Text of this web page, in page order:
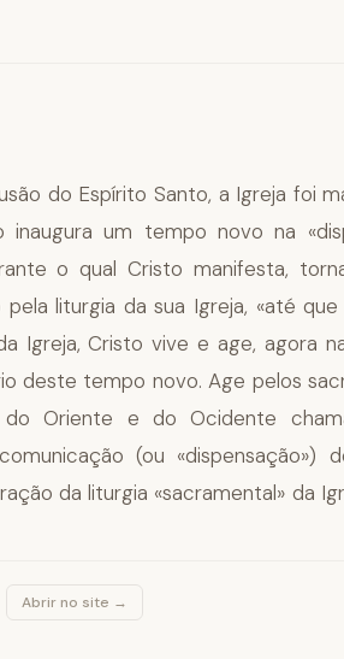
do Espírito Santo, a Igreja foi
inaugura um tempo novo na
o qual Cristo manifesta,
liturgia da sua Igreja, «até que
Igreja, Cristo vive e age, agora
deste tempo novo. Age pelos
Oriente e do Ocidente
(ou «dispensação»)
da liturgia «sacramental» da
Abrir no site →